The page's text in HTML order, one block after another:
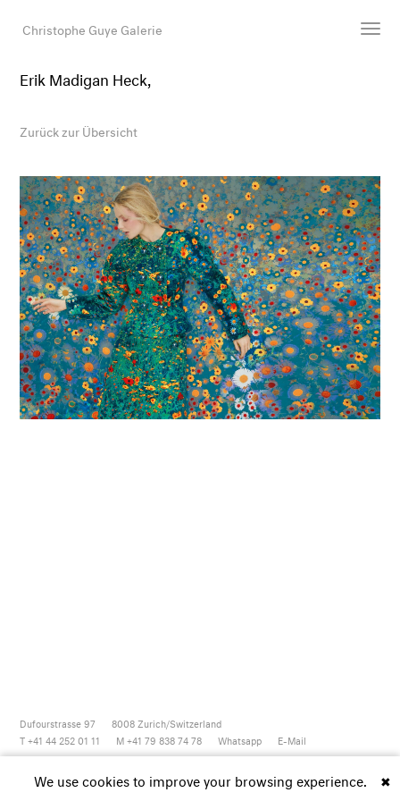
Christophe Guye Galerie
Newsroom
Shop
Galerie
Suche
E-Mail
EN
Erik Madigan Heck,
Zurück zur Übersicht
Dufourstrasse 97 8008 Zurich/Switzerland
T +41 44 252 01 11
M +41 79 838 74 78 Whatsapp E-Mail
Newsletter Instagram Vimeo Youtube ✖
We use cookies to improve your browsing experience.